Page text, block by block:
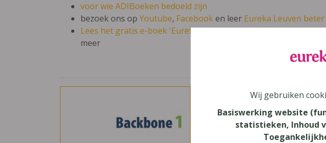
voor wie ADIBoeken bedoeld zijn
bezoek ons op Youtube, Facebooken leer Eureka Leuven
Lees het gratis e-boek 'Eureka: leren en leven in je talent'en
meer
Backbone 1T
Vak
Wij gebruiken
Basiswerking website
statistieken, Inhoud